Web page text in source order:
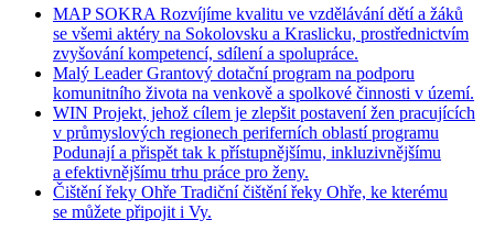
MAPSOKRA Rozvíjíme kvalitu ve vzdělávání dětí a žáků
se všemi aktéry na Sokolovsku a Kraslicku, prostřednictvím
zvyšování kompetencí, sdílení a spolupráce.
Malý Leader Grantový dotační program na podporu
komunitního života na venkově a spolkové činnosti v území.
WIN Projekt, jehož cílem je zlepšit postavení žen pracujících
v průmyslových regionech periferních oblastí programu
Podunají a přispět tak k přístupnějšímu, inkluzivnějšímu
a efektivnějšímu trhu práce pro ženy.
Čištěnířeky Ohře Tradiční čištění řeky Ohře, ke kterému
se můžete připojit i Vy.